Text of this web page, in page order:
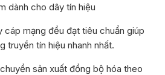
dành cho dây tín hiệu
mạng đều đạt tiêu chuẩn giúp
truyền tín hiệu nhanh nhất.
sản xuất đồng bộ hóa theo